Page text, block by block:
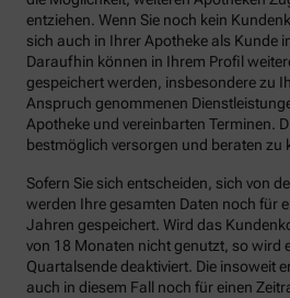
entziehen. Wenn Sie noch kein
sich auch in Ihrer Apotheke als Kunde
Daraufhin können in Ihrem Profil
gespeichert werden, insbesondere zu
Anspruch genommenen
Apotheke und vereinbarten Terminen.
bestmöglich versorgen und beraten zu
Sofern Sie sich entscheiden, sich von
werden Ihre gesamten Daten noch für
Jahren gespeichert. Wird das
von 18 Monaten nicht genutzt, so wird
Quartalsende deaktiviert. Die insoweit
auch in diesem Fall noch für einen